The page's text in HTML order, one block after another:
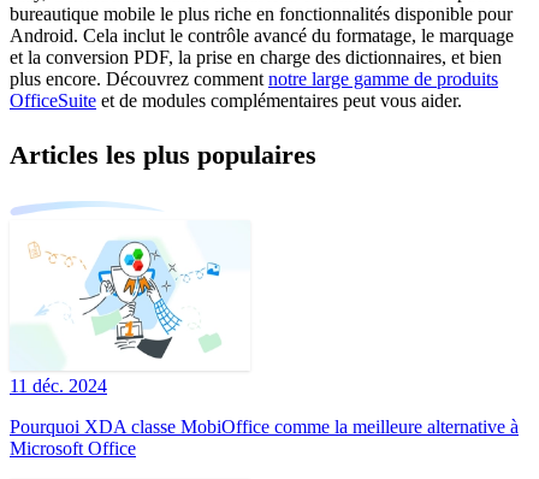
bureautique mobile le plus riche en fonctionnalités disponible pour
Android. Cela inclut le contrôle avancé du formatage, le marquage
et la conversion PDF, la prise en charge des dictionnaires, et bien
plus encore. Découvrez comment notre large gamme de produits
OfficeSuite et de modules complémentaires peut vous aider.
Articles les plus populaires
11 déc. 2024
Pourquoi XDA classe MobiOffice comme la meilleure alternative à
Microsoft Office